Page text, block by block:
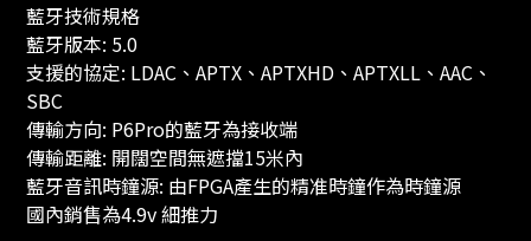
藍牙技術規格
藍牙版本: 5.0
支援的協定: LDAC、APTX、APTXHD、APTXLL、AAC、
SBC
傳輸方向: P6Pro的藍牙為接收端
傳輸距離: 開闊空間無遮擋15米內
藍牙音訊時鐘源: 由FPGA產生的精准時鐘作為時鐘源
國內銷售為4.9v 細推力